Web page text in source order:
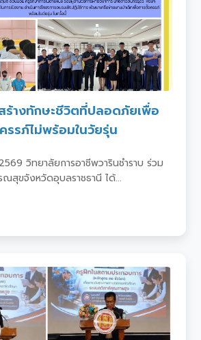
ร้างทักษะชีวิตที่ปลอดภัยเพื่อ
รรภ์ไม่พร้อมในวัยรุ่น
วิทยาลัยการอาชีพวารินชำราบ ร่วม
ณสุขจังหวัดอุบลราชธานี ได้...